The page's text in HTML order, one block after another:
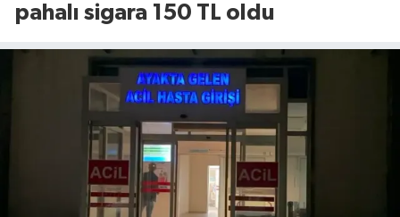
pahalı sigara 150 TL oldu